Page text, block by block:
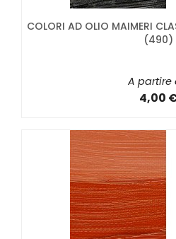
COLORI AD OLIO MAIMERI
(490)
A partire
4,00